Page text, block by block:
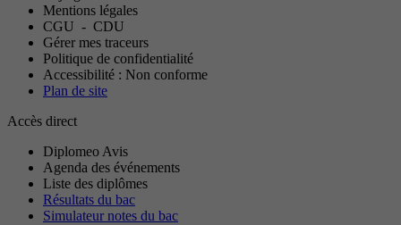
Mentions légales
CGU - CDU
Gérer mes traceurs
Politique de confidentialité
Accessibilité : Non conforme
Plan de site
Accès direct
Diplomeo Avis
Agenda des événements
Liste des diplômes
Résultats du bac
Simulateur notes du bac